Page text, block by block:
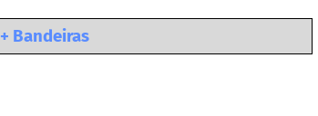
+ Bandeiras